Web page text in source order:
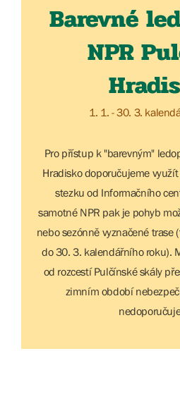
Barevné
NPR
1. 1. - 30. 3.
Pro přístup k "barevným"
Hradisko doporučujeme
stezku od Informačního
samotné NPR pak je pohyb
nebo sezónně vyznačené trase
do 30. 3. kalendářního roku).
od rozcestí Pulčínské skály
zimním období